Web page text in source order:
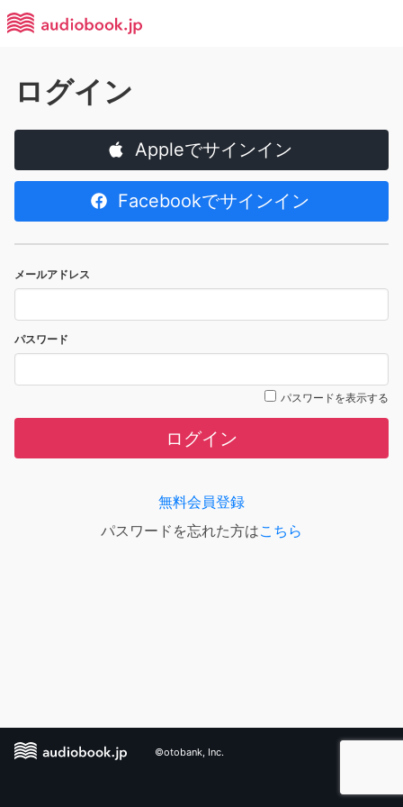
ログイン
Appleでサインイン
Facebookでサインイン
メールアドレス
パスワード
パスワードを表示する
ログイン
無料会員登録
パスワードを忘れた方はこちら
©otobank, Inc.